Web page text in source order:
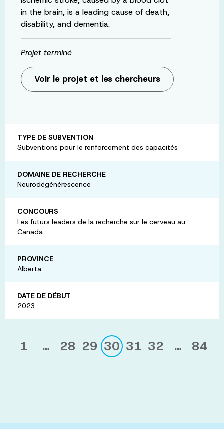
in the brain, is a leading cause of death,
disability, and dementia.
Projet terminé
Voir le projet et les chercheurs
TYPE DE SUBVENTION
Subventions pour le renforcement des capacités
DOMAINE DE RECHERCHE
Neurodégénérescence
CONCOURS
Les futurs leaders de la recherche sur le cerveau au
Canada
PROVINCE
Alberta
DATE DE DÉBUT
2023
1 … 28 29 30 31 32 … 84